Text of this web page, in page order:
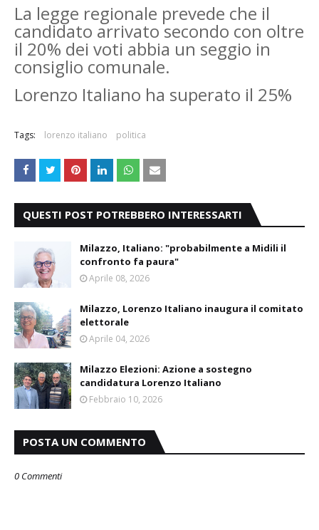
La legge regionale prevede che il
candidato arrivato secondo con oltre
il 20% dei voti abbia un seggio in
consiglio comunale.
Lorenzo Italiano ha superato il 25%
Tags: lorenzo italiano politica
QUESTI POST POTREBBERO INTERESSARTI
Milazzo, Italiano: "probabilmente a Midili il
confronto fa paura"
Aprile 08, 2026
Milazzo, Lorenzo Italiano inaugura il comitato
elettorale
Aprile 04, 2026
Milazzo Elezioni: Azione a sostegno
candidatura Lorenzo Italiano
Febbraio 10, 2026
POSTA UN COMMENTO
0 Commenti